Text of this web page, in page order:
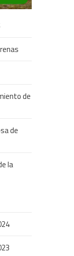
de
de
la